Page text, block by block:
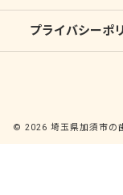
プライバシーポ
© 2026 埼玉県加須市の